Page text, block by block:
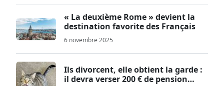
« La deuxième Rome » devient la
destination favorite des Français
6 novembre 2025
Ils divorcent, elle obtient la garde :
il devra verser 200 € de pension…